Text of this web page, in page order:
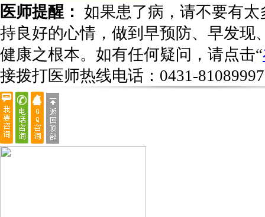
医师提醒： 如果患了病，请不要有
持良好的心情，做到早预防、早发现
健康之根本。如有任何疑问，请点击“
接拨打医师热线电话： 0431-81089997